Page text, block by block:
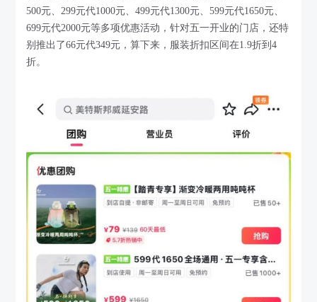
500元、299元代1000元、499元代1300元、599元代1650元、
699元代2000元等多项优惠活动，针对五一开业的门店，还特
别推出了66元代349元，算下来，服装折扣区间在1.9折到4
折。